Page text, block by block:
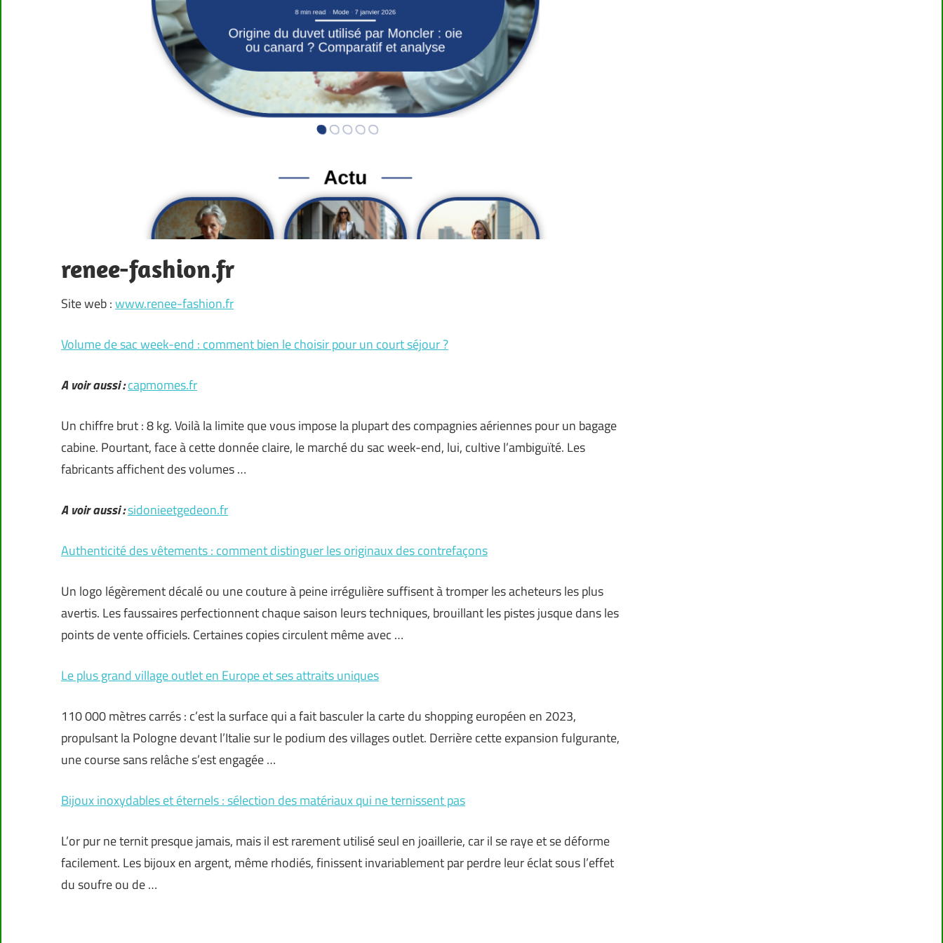
renee-fashion.fr
Site web :www.renee-fashion.fr
Volume de sac week-end : comment bien le choisir pour un court séjour ?
A voir aussi :capmomes.fr
Un chiffre brut : 8 kg. Voilà la limite que vous impose la plupart des compagnies aériennes pour un bagage
cabine. Pourtant, face à cette donnée claire, le marché du sac week-end, lui, cultive l’ambiguïté. Les
fabricants affichent des volumes …
A voir aussi :sidonieetgedeon.fr
Authenticité des vêtements : comment distinguer les originaux des contrefaçons
Un logo légèrement décalé ou une couture à peine irrégulière suffisent à tromper les acheteurs les plus
avertis. Les faussaires perfectionnent chaque saison leurs techniques, brouillant les pistes jusque dans les
points de vente officiels. Certaines copies circulent même avec …
Le plus grand village outlet en Europe et ses attraits uniques
110 000 mètres carrés : c’est la surface qui a fait basculer la carte du shopping européen en 2023,
propulsant la Pologne devant l’Italie sur le podium des villages outlet. Derrière cette expansion fulgurante,
une course sans relâche s’est engagée …
Bijoux inoxydables et éternels : sélection des matériaux qui ne ternissent pas
L’or pur ne ternit presque jamais, mais il est rarement utilisé seul en joaillerie, car il se raye et se déforme
facilement. Les bijoux en argent, même rhodiés, finissent invariablement par perdre leur éclat sous l’effet
du soufre ou de …